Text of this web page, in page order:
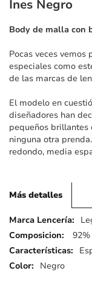
la
de
de
galería
imágenes
Ines Negro
Body de malla con
Pocas veces vemos
especiales como
de las marcas de
El modelo en
diseñadores han
pequeños brillantes
ninguna otra
redondo, media
Más detalles
Más
detalles
Negro